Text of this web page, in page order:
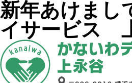
新年あけまし
イサービス